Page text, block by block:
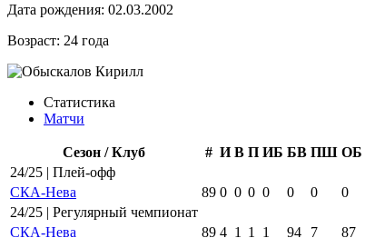
Дата рождения: 02.03.2002
Возраст: 24 года
Статистика
Матчи
Сезон / Клуб # И В П ИБ БВ ПШ ОБ
24/25 | Плей-офф
СКА-Нева
89 0 0 0 0 0 0 0
24/25 | Регулярный чемпионат
СКА-Нева
89 4 1 1 1 94 7 87